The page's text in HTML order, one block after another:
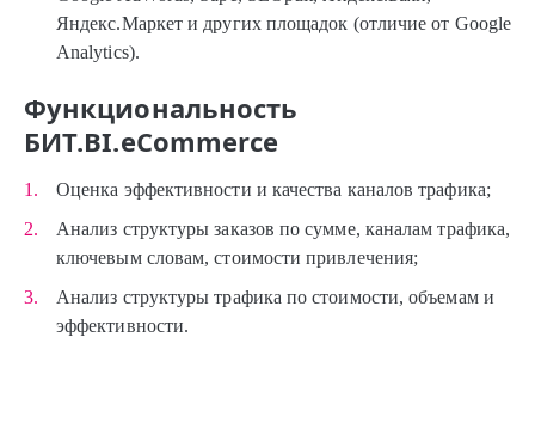
Яндекс.Маркет и других площадок (отличие от Google
Analytics).
Функциональность
БИТ.BI.eCommerce
Оценка эффективности и качества каналов трафика;
Анализ структуры заказов по сумме, каналам трафика,
ключевым словам, стоимости привлечения;
Анализ структуры трафика по стоимости, объемам и
эффективности.